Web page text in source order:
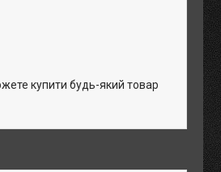
купити будь-який товар